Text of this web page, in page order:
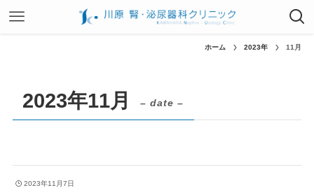
ホーム 2023年 11月
2023年11月 – date –
2023年11月7日